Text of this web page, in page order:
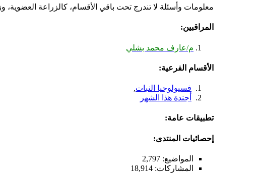
معلومات وأسئلة لا تندرج تحت باقي الأقسام، كالزراعة العضوية،
المراقبين:
م/عارف محمد بشلي
الأقسام الفرعية:
فسيولوجيا النبات,
أجندة هذا الشهر
تطبيقات عامة:
إحصائيات المنتدى:
المواضيع: 2,797
المشاركات: 18,914